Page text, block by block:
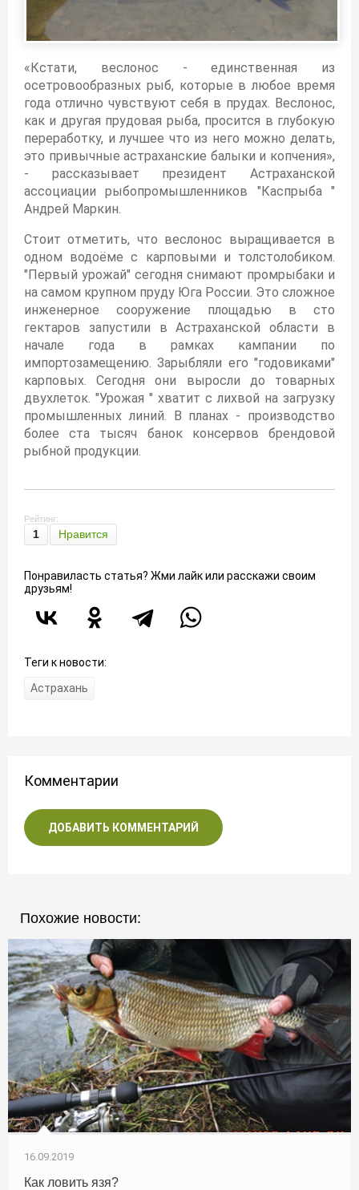
«Кстати, веслонос - единственная из
осетровообразных рыб, которые в любое время
года отлично чувствуют себя в прудах. Веслонос,
как и другая прудовая рыба, просится в глубокую
переработку, и лучшее что из него можно делать,
это привычные астраханские балыки и копчения»,
- рассказывает президент Астраханской
ассоциации рыбопромышленников "Каспрыба "
Андрей Маркин.
Стоит отметить, что веслонос выращивается в
одном водоёме с карповыми и толстолобиком.
"Первый урожай" сегодня снимают промрыбаки и
на самом крупном пруду Юга России. Это сложное
инженерное сооружение площадью в сто
гектаров запустили в Астраханской области в
начале года в рамках кампании по
импортозамещению. Зарыбляли его "годовиками"
карповых. Сегодня они выросли до товарных
двухлеток. "Урожая " хватит с лихвой на загрузку
промышленных линий. В планах - производство
более ста тысяч банок консервов брендовой
рыбной продукции.
Рейтинг:
1 Нравится
Понравиласть статья? Жми лайк или расскажи своим
друзьям!
Теги к новости:
Астрахань
Комментарии
ДОБАВИТЬ КОММЕНТАРИЙ
Похожие новости:
16.09.2019
Как ловить язя?